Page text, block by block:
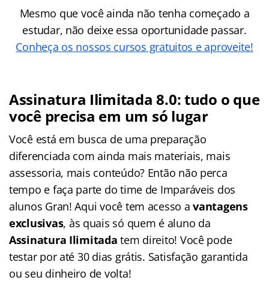
Mesmo que você ainda não tenha começado a
estudar, não deixe essa oportunidade passar.
Conheça os nossos cursos gratuitos e aproveite!
Assinatura Ilimitada 8.0: tudo o que
você precisa em um só lugar
Você está em busca de uma preparação
diferenciada com ainda mais materiais, mais
assessoria, mais conteúdo? Então não perca
tempo e faça parte do time de Imparáveis dos
alunos Gran! Aqui você tem acesso avantagens
exclusivas, às quais só quem é aluno da
Assinatura Ilimitada tem direito! Você pode
testar por até 30 dias grátis. Satisfação garantida
ou seu dinheiro de volta!